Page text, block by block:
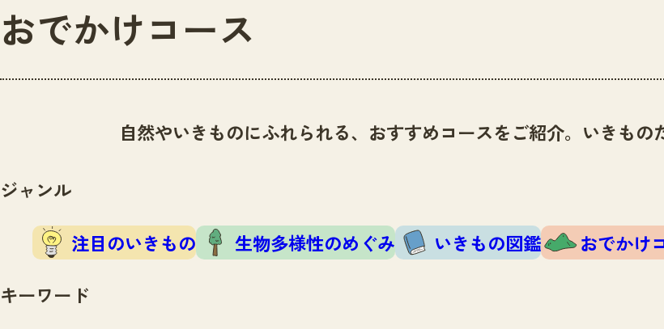
おでかけコース
自然やいきものにふれられる、おすすめコースをご紹介。いきもの
ジャンル
注目のいきもの 生物多様性のめぐみ いきもの図鑑 おでかけ
キーワード